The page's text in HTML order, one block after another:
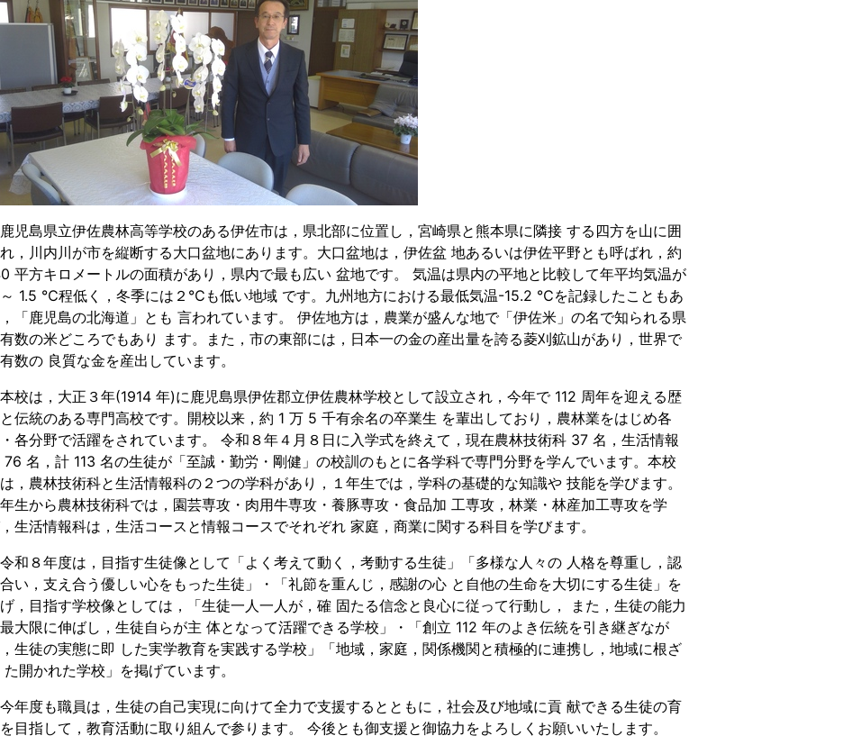
児島県立伊佐農林高等学校のある伊佐市は，県北部に位置し，宮崎県と熊本県に隣接 する四方を山に囲
，川内川が市を縦断する大口盆地にあります。大口盆地は，伊佐盆 地あるいは伊佐平野とも呼ばれ，約
平方キロメートルの面積があり，県内で最も広い 盆地です。 気温は県内の平地と比較して年平均気温が
～ 1.5 ℃程低く，冬季には２℃も低い地域 です。九州地方における最低気温-15.2 ℃を記録したこともあ
「鹿児島の北海道」とも 言われています。 伊佐地方は，農業が盛んな地で「伊佐米」の名で知られる県
数の米どころでもあり ます。また，市の東部には，日本一の金の産出量を誇る菱刈鉱山があり，世界で
数の 良質な金を産出しています。
校は，大正３年(1914 年)に鹿児島県伊佐郡立伊佐農林学校として設立され，今年で 112 周年を迎える歴
伝統のある専門高校です。開校以来，約 1 万 5 千有余名の卒業生 を輩出しており，農林業をはじめ各
各分野で活躍をされています。 令和８年４月８日に入学式を終えて，現在農林技術科 37 名，生活情報
76 名，計 113 名の生徒が「至誠・勤労・剛健」の校訓のもとに各学科で専門分野を学んでいます。本校
，農林技術科と生活情報科の２つの学科があり，１年生では，学科の基礎的な知識や 技能を学びます。
年生から農林技術科では，園芸専攻・肉用牛専攻・養豚専攻・食品加 工専攻，林業・林産加工専攻を学
生活情報科は，生活コースと情報コースでそれぞれ 家庭，商業に関する科目を学びます。
和８年度は，目指す生徒像として「よく考えて動く，考動する生徒」「多様な人々の 人格を尊重し，認
い，支え合う優しい心をもった生徒」・「礼節を重んじ，感謝の心 と自他の生命を大切にする生徒」を
，目指す学校像としては，「生徒一人一人が，確 固たる信念と良心に従って行動し， また，生徒の能力
大限に伸ばし，生徒自らが主 体となって活躍できる学校」・「創立 112 年のよき伝統を引き継ぎなが
生徒の実態に即 した実学教育を実践する学校」「地域，家庭，関係機関と積極的に連携し，地域に根ざ
た開かれた学校」を掲げています。
年度も職員は，生徒の自己実現に向けて全力で支援するとともに，社会及び地域に貢 献できる生徒の育
目指して，教育活動に取り組んで参ります。 今後とも御支援と御協力をよろしくお願いいたします。